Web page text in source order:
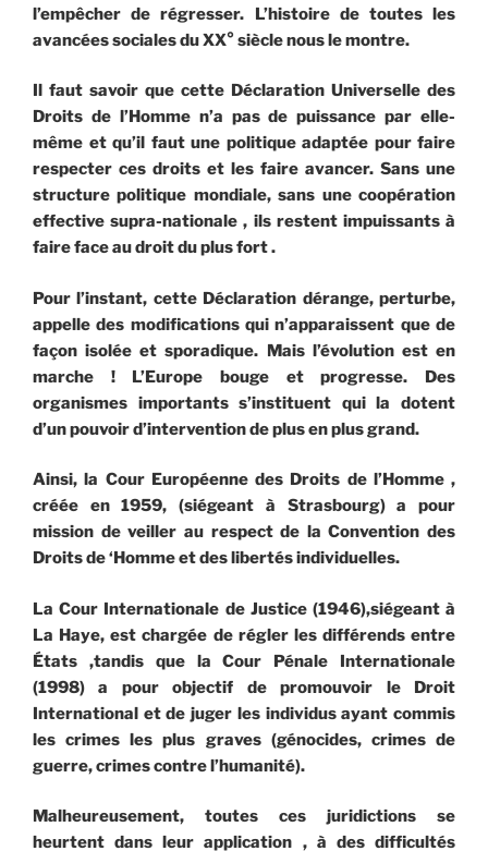
l’empêcher de régresser. L’histoire de toutes les
avancées sociales du XX° siècle nous le montre.
Il faut savoir que cette Déclaration Universelle des
Droits de l’Homme n’a pas de puissance par elle-
même et qu’il faut une politique adaptée pour faire
respecter ces droits et les faire avancer. Sans une
structure politique mondiale, sans une coopération
effective supra-nationale , ils restent impuissants à
faire face au droit du plus fort .
Pour l’instant, cette Déclaration dérange, perturbe,
appelle des modifications qui n’apparaissent que de
façon isolée et sporadique. Mais l’évolution est en
marche ! L’Europe bouge et progresse. Des
organismes importants s’instituent qui la dotent
d’un pouvoir d’intervention de plus en plus grand.
Ainsi, la Cour Européenne des Droits de l’Homme ,
créée en 1959, (siégeant à Strasbourg) a pour
mission de veiller au respect de la Convention des
Droits de ‘Homme et des libertés individuelles.
La Cour Internationale de Justice (1946),siégeant à
La Haye, est chargée de régler les différends entre
États ,tandis que la Cour Pénale Internationale
(1998) a pour objectif de promouvoir le Droit
International et de juger les individus ayant commis
les crimes les plus graves (génocides, crimes de
guerre, crimes contre l’humanité).
Malheureusement, toutes ces juridictions se
heurtent dans leur application , à des difficultés